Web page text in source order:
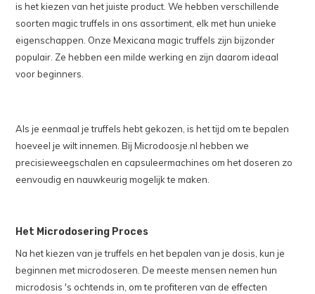
is het kiezen van het juiste product. We hebben verschillende
soorten magic truffels in ons assortiment, elk met hun unieke
eigenschappen. Onze Mexicana magic truffels zijn bijzonder
populair. Ze hebben een milde werking en zijn daarom ideaal
voor beginners.
Als je eenmaal je truffels hebt gekozen, is het tijd om te bepalen
hoeveel je wilt innemen. Bij Microdoosje.nl hebben we
precisieweegschalen en capsuleermachines om het doseren zo
eenvoudig en nauwkeurig mogelijk te maken.
Het Microdosering Proces
Na het kiezen van je truffels en het bepalen van je dosis, kun je
beginnen met microdoseren. De meeste mensen nemen hun
microdosis 's ochtends in, om te profiteren van de effecten